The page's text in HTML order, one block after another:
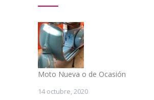
Moto Nueva o de Ocasión
14 octubre, 2020